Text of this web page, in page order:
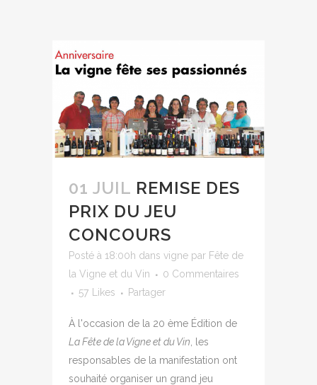
01 JUIL REMISE DES
PRIX DU JEU
CONCOURS
Posté à 18:00h dans vigne par Fête de
la Vigne et du Vin
0 Commentaires
57
Likes Partager
À l'occasion de la 20 ème Édition de
La Fête de la Vigne et du Vin , les
responsables de la manifestation ont
souhaité organiser un grand jeu